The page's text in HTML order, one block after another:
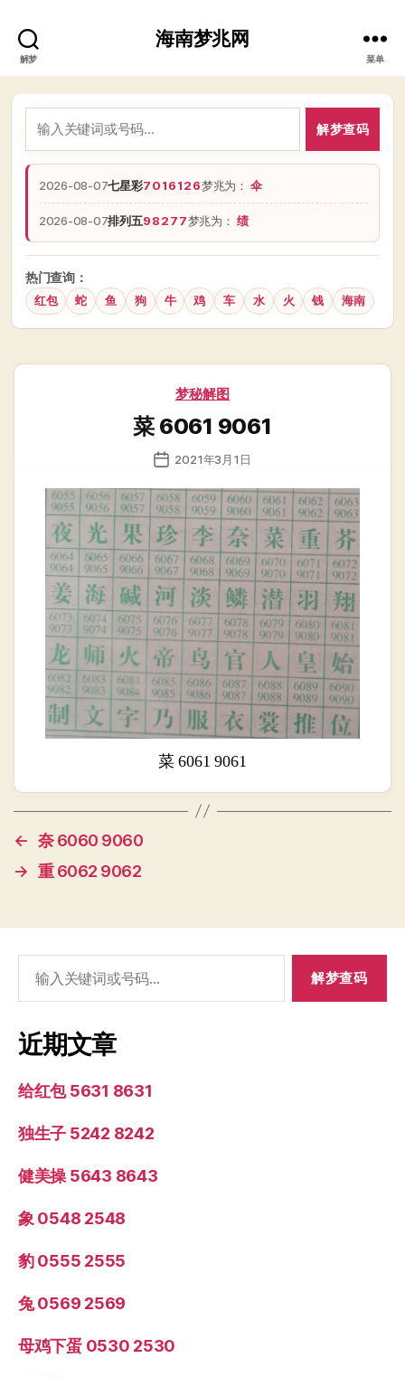
解梦
海南梦兆网
菜单
解梦查码
2026-08-07七星彩7016126梦兆为：伞
2026-08-07排列五98277梦兆为：绩
热门查询：
红包 蛇 鱼 狗 牛 鸡 车 水 火 钱 海南
分
梦秘解图
菜 6061 9061
发
日
期
2021年3月1日
菜 6061 9061
← 奈 6060 9060
→ 重 6062 9062
索：
近期文章
给红包 5631 8631
独生子 5242 8242
健美操 5643 8643
象 0548 2548
豹 0555 2555
兔 0569 2569
母鸡下蛋 0530 2530